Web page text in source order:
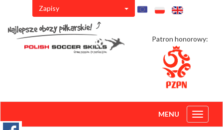
Zapisy
Patron honorowy:
Toggle
MENU